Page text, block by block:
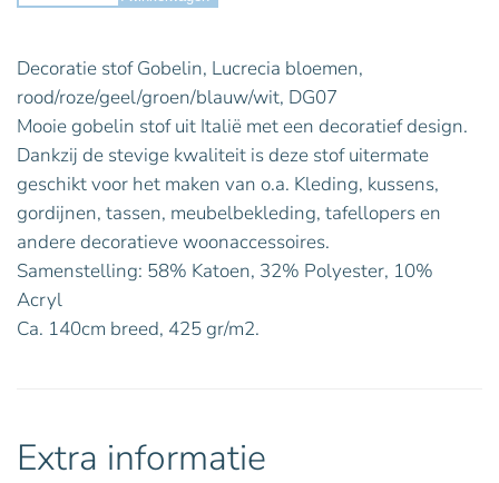
Decoratie stof Gobelin, Lucrecia bloemen,
rood/roze/geel/groen/blauw/wit, DG07
Mooie gobelin stof uit Italië met een decoratief design.
Dankzij de stevige kwaliteit is deze stof uitermate
geschikt voor het maken van o.a. Kleding, kussens,
gordijnen, tassen, meubelbekleding, tafellopers en
andere decoratieve woonaccessoires.
Samenstelling: 58% Katoen, 32% Polyester, 10%
Acryl
Ca. 140cm breed, 425 gr/m2.
Extra informatie